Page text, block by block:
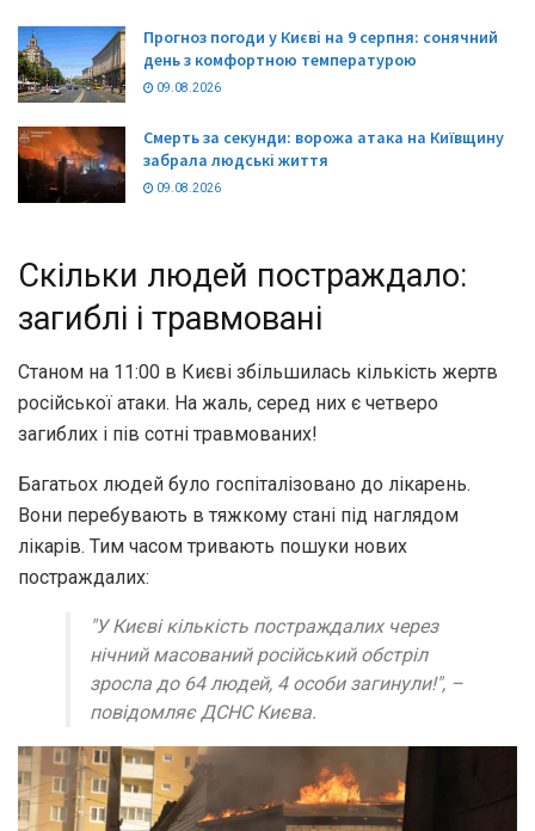
Прогноз погоди у Києві на 9 серпня: сонячний
день з комфортною температурою
09.08.2026
Смерть за секунди: ворожа атака на Київщину
забрала людські життя
09.08.2026
Скільки людей постраждало:
загиблі і травмовані
Станом на 11:00 в Києві збільшилась кількість жертв
російської атаки. На жаль, серед них є четверо
загиблих і пів сотні травмованих!
Багатьох людей було госпіталізовано до лікарень.
Вони перебувають в тяжкому стані під наглядом
лікарів. Тим часом тривають пошуки нових
постраждалих:
"У Києві кількість постраждалих через
нічний масований російський обстріл
зросла до 64 людей, 4 особи загинули!", –
повідомляє ДСНС Києва.